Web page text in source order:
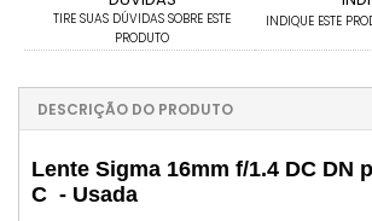
TIRE SUAS DÚVIDAS SOBRE ESTE
PRODUTO
INDIQUE ESTE
DESCRIÇÃO DO PRODUTO
Lente Sigma 16mm f/1.4 DC DN
C - Usada